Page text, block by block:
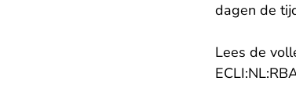
dagen de
Lees de